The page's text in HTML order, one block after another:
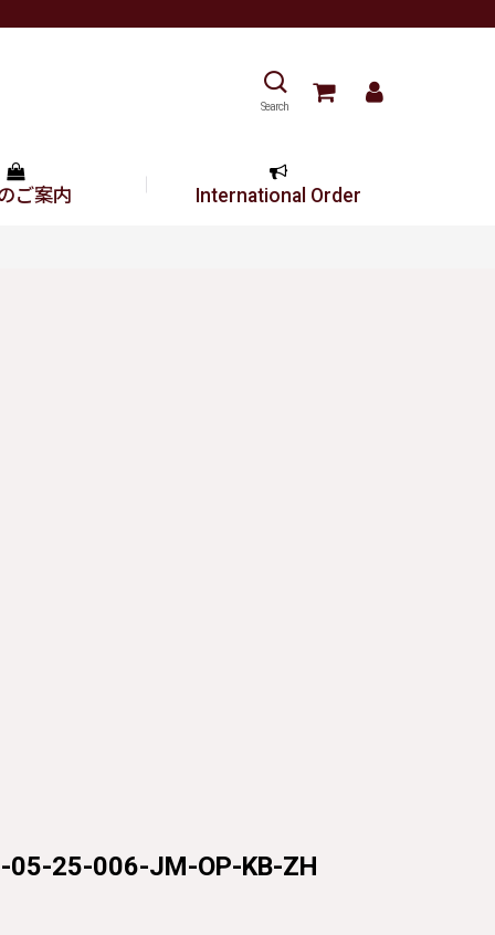
Search
ご案内 International Order
25-006-JM-OP-KB-ZH